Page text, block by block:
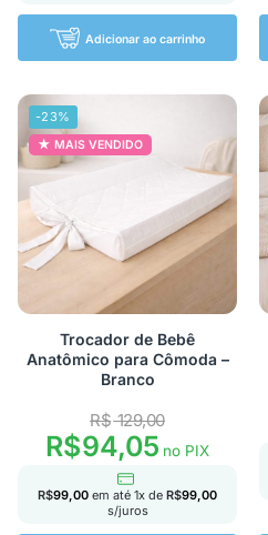
Adicionar ao carrinho
-23%
MAIS VENDIDO
Trocador de Bebê
Anatômico para Cômoda –
Branco
R$129,00
R$94,05 no PIX
R$99,00 em até 1x de R$99,00
s/juros